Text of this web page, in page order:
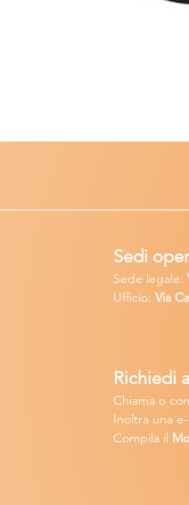
Sedi
Sede legale:
Ufficio:Via
Richiedi
Chiama o
Inoltra una
Compila il